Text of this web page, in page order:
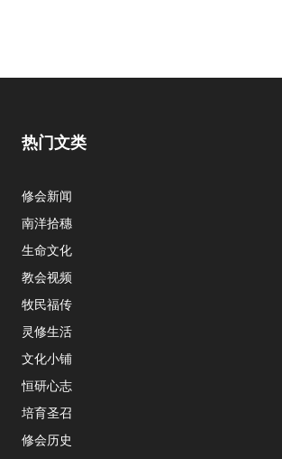
热门文类
修会新闻
南洋拾穗
生命文化
教会视频
牧民福传
灵修生活
文化小铺
恒研心志
培育圣召
修会历史